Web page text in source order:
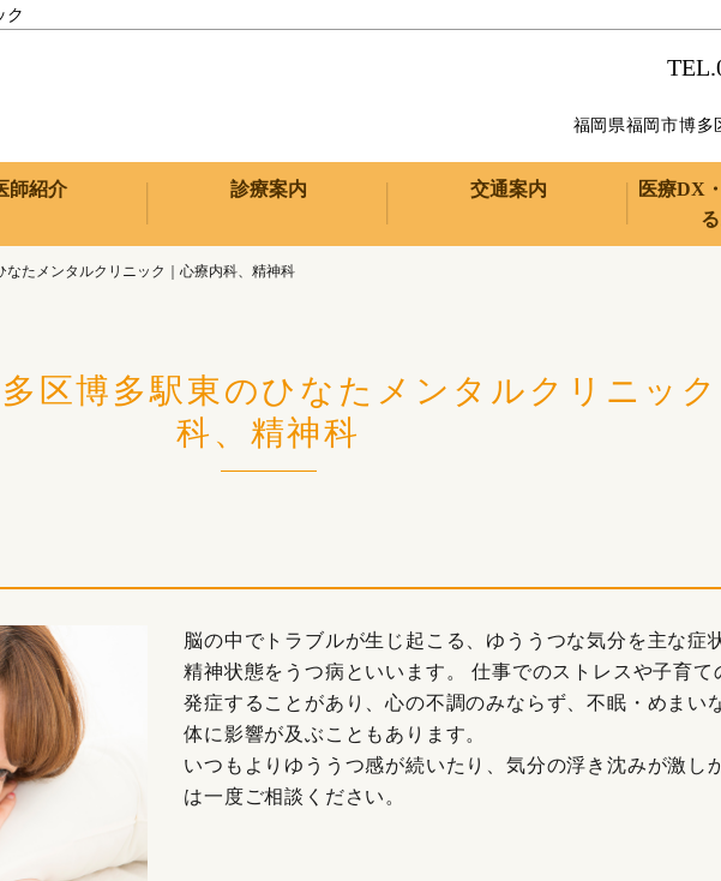
ク
福岡県福岡市博多
師紹介 診療案内 交通案内
医療DX
たメンタルクリニック｜心療内科、精神科
区博多駅東のひなたメンタルクリニッ
科、精神科
脳の中でトラブルが生じ起こる、ゆううつな気分を主な症
精神状態をうつ病といいます。 仕事でのストレスや子育て
発症することがあり、心の不調のみならず、不眠・めまい
体に影響が及ぶこともあります。
いつもよりゆううつ感が続いたり、気分の浮き沈みが激し
は一度ご相談ください。